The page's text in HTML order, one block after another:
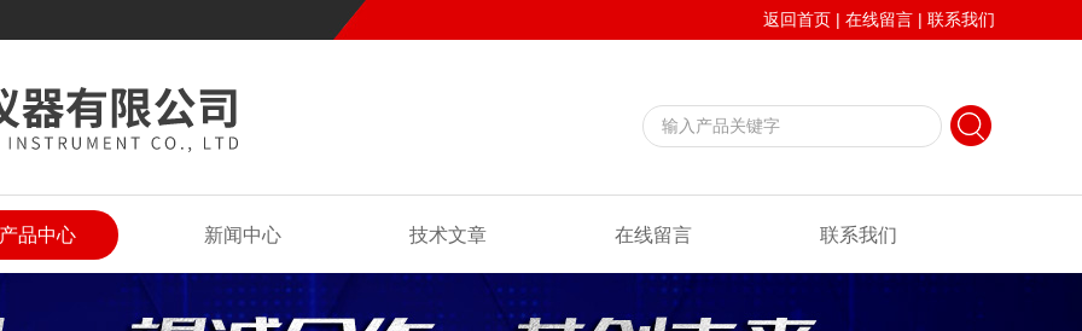
返回首页 | 在线留言 | 联系我们
产品中心 新闻中心 技术文章 在线留言 联系我们